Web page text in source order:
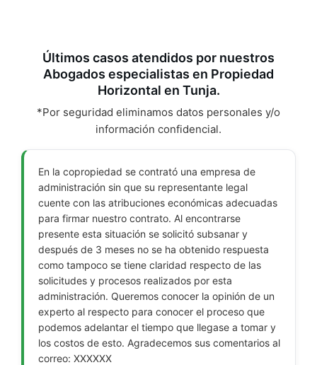
Últimos casos atendidos por nuestros
Abogados especialistas en Propiedad
Horizontal en Tunja.
*Por seguridad eliminamos datos personales y/o
información confidencial.
En la copropiedad se contrató una empresa de
administración sin que su representante legal
cuente con las atribuciones económicas adecuadas
para firmar nuestro contrato. Al encontrarse
presente esta situación se solicitó subsanar y
después de 3 meses no se ha obtenido respuesta
como tampoco se tiene claridad respecto de las
solicitudes y procesos realizados por esta
administración. Queremos conocer la opinión de un
experto al respecto para conocer el proceso que
podemos adelantar el tiempo que llegase a tomar y
los costos de esto. Agradecemos sus comentarios al
correo: XXXXXX